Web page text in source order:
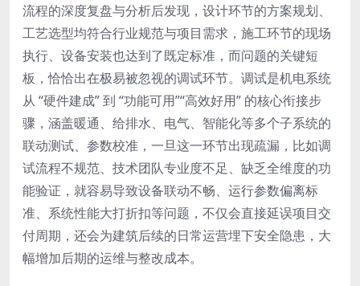
流程的深度复盘与分析后发现，设计环节的方案规划、
工艺选型均符合行业规范与项目需求，施工环节的现场
执行、设备安装也达到了既定标准，而问题的关键短
板，恰恰出在极易被忽视的调试环节。调试是机电系统
从 “硬件建成” 到 “功能可用”“高效好用” 的核心衔接步
骤，涵盖暖通、给排水、电气、智能化等多个子系统的
联动测试、参数校准，一旦这一环节出现疏漏，比如调
试流程不规范、技术团队专业度不足、缺乏全维度的功
能验证，就容易导致设备联动不畅、运行参数偏离标
准、系统性能大打折扣等问题，不仅会直接延误项目交
付周期，还会为建筑后续的日常运营埋下安全隐患，大
幅增加后期的运维与整改成本。